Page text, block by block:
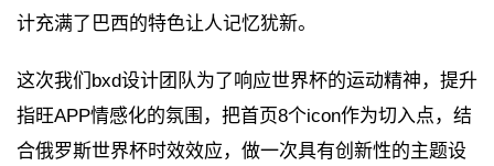
计充满了巴西的特色让人记忆犹新。
这次我们bxd设计团队为了响应世界杯的运动精神，提升
指旺APP情感化的氛围，把首页8个icon作为切入点，结
合俄罗斯世界杯时效效应，做一次具有创新性的主题设